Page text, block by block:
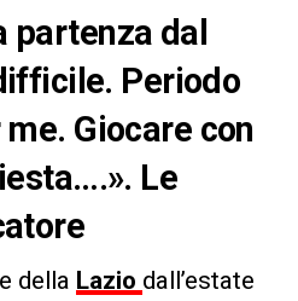
partenza dal
Periodo
Giocare con
Le
della Lazio dall’estate